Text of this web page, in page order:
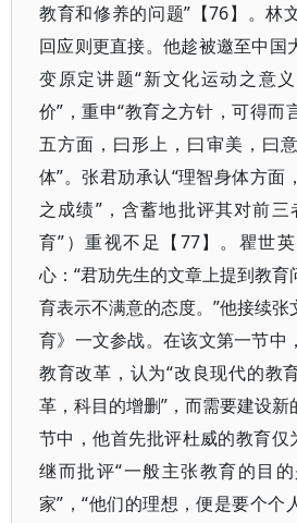
教育和修养的问题”【76】。林
回应则更直接。他趁被邀至中国
变原定讲题“新文化运动之意
价”，重申“教育之方针，可得而
五方面，曰形上，曰审美，曰
体”。张君劢承认“理智身体方面
之成绩”，含蓄地批评其对前三
育”）重视不足【77】。瞿世
心：“君劢先生的文章上提到教
育表示不满意的态度。”他接续
育》一文参战。在该文第一节中
教育改革，认为“改良现代的教
革，科目的增删”，而需要建设
节中，他首先批评杜威的教育仅
继而批评“一般主张教育的目
家”，“他们的理想，便是要个个